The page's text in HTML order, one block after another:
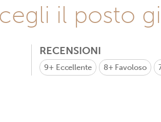
il posto
RECENSIONI
9+ Eccellente 8+ Favoloso